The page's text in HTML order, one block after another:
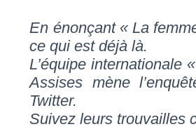
En énonçant « La
ce qui est déjà là.
L’équipe internationale
Assises mène
Twitter.
Suivez leurs trouvailles